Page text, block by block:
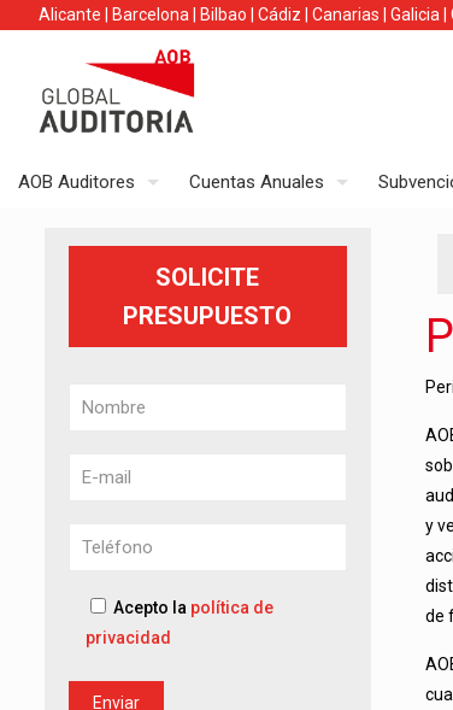
Alicante Barcelona Bilbao Cádiz Canarias Galicia
AOB Auditores Cuentas Anuales
SOLICITE
PRESUPUESTO
Acepto la política de
privacidad
y
de